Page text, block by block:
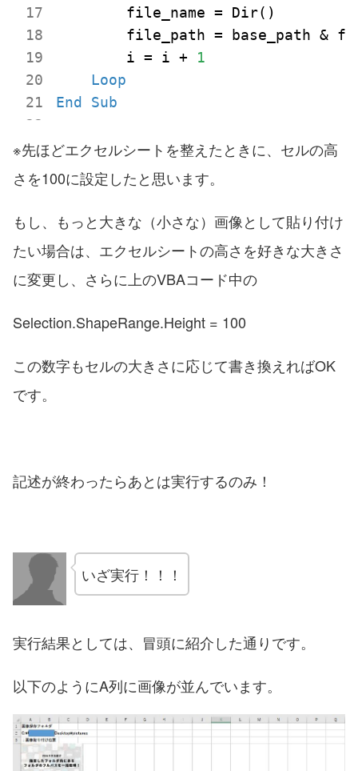
        file_name = Dir()
file_path = base_path &
        i = i +
1
Loop
End
Sub
※先ほどエクセルシートを整えたときに、セルの高
さを100に設定したと思います。
もし、もっと大きな（小さな）画像として貼り付け
たい場合は、エクセルシートの高さを好きな大きさ
に変更し、さらに上のVBAコード中の
Selection.ShapeRange.Height = 100
この数字もセルの大きさに応じて書き換えればOK
です。
記述が終わったらあとは実行するのみ！
いざ実行！！！
実行結果としては、冒頭に紹介した通りです。
以下のようにA列に画像が並んでいます。